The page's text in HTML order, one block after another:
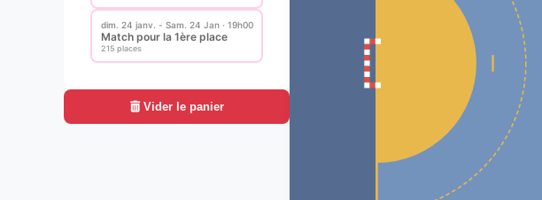
dim. 24 janv. - Sam. 24 Jan · 19h00
Match pour la 1ère place
215 places
Vider le panier